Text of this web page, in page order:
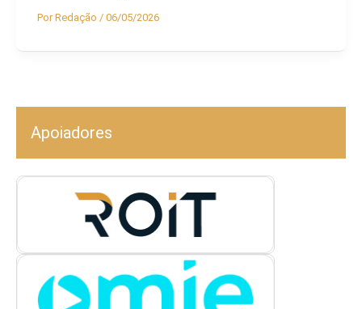
PorRedação / 06/05/2026
Apoiadores